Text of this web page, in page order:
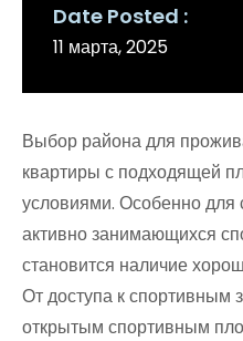
Date Posted
11 марта, 2025
Выбор района для
квартиры с подходящей
условиями. Особенно
активно занимающихся
становится наличие
От доступа к спортивным
открытым спортивным